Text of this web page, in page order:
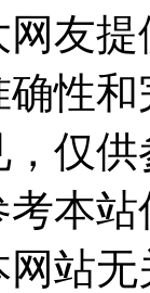
友
性
仅
本
站